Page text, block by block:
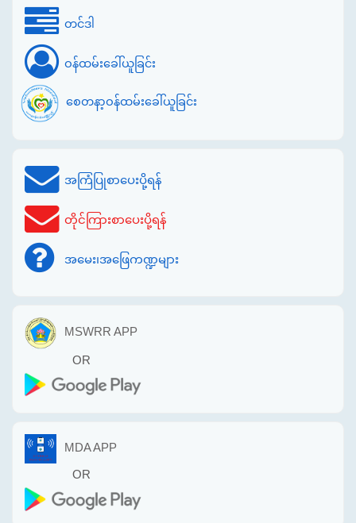
တင်ဒါ
ဝန်ထမ်းခေါ်ယူခြင်း
စေတနာ့ဝန်ထမ်းခေါ်ယူခြင်း
အကြံပြုစာပေးပို့ရန်
တိုင်ကြားစာပေးပို့ရန်
အမေး၊အဖြေကဏ္ဍများ
MSWRR APP
OR
MDA APP
OR